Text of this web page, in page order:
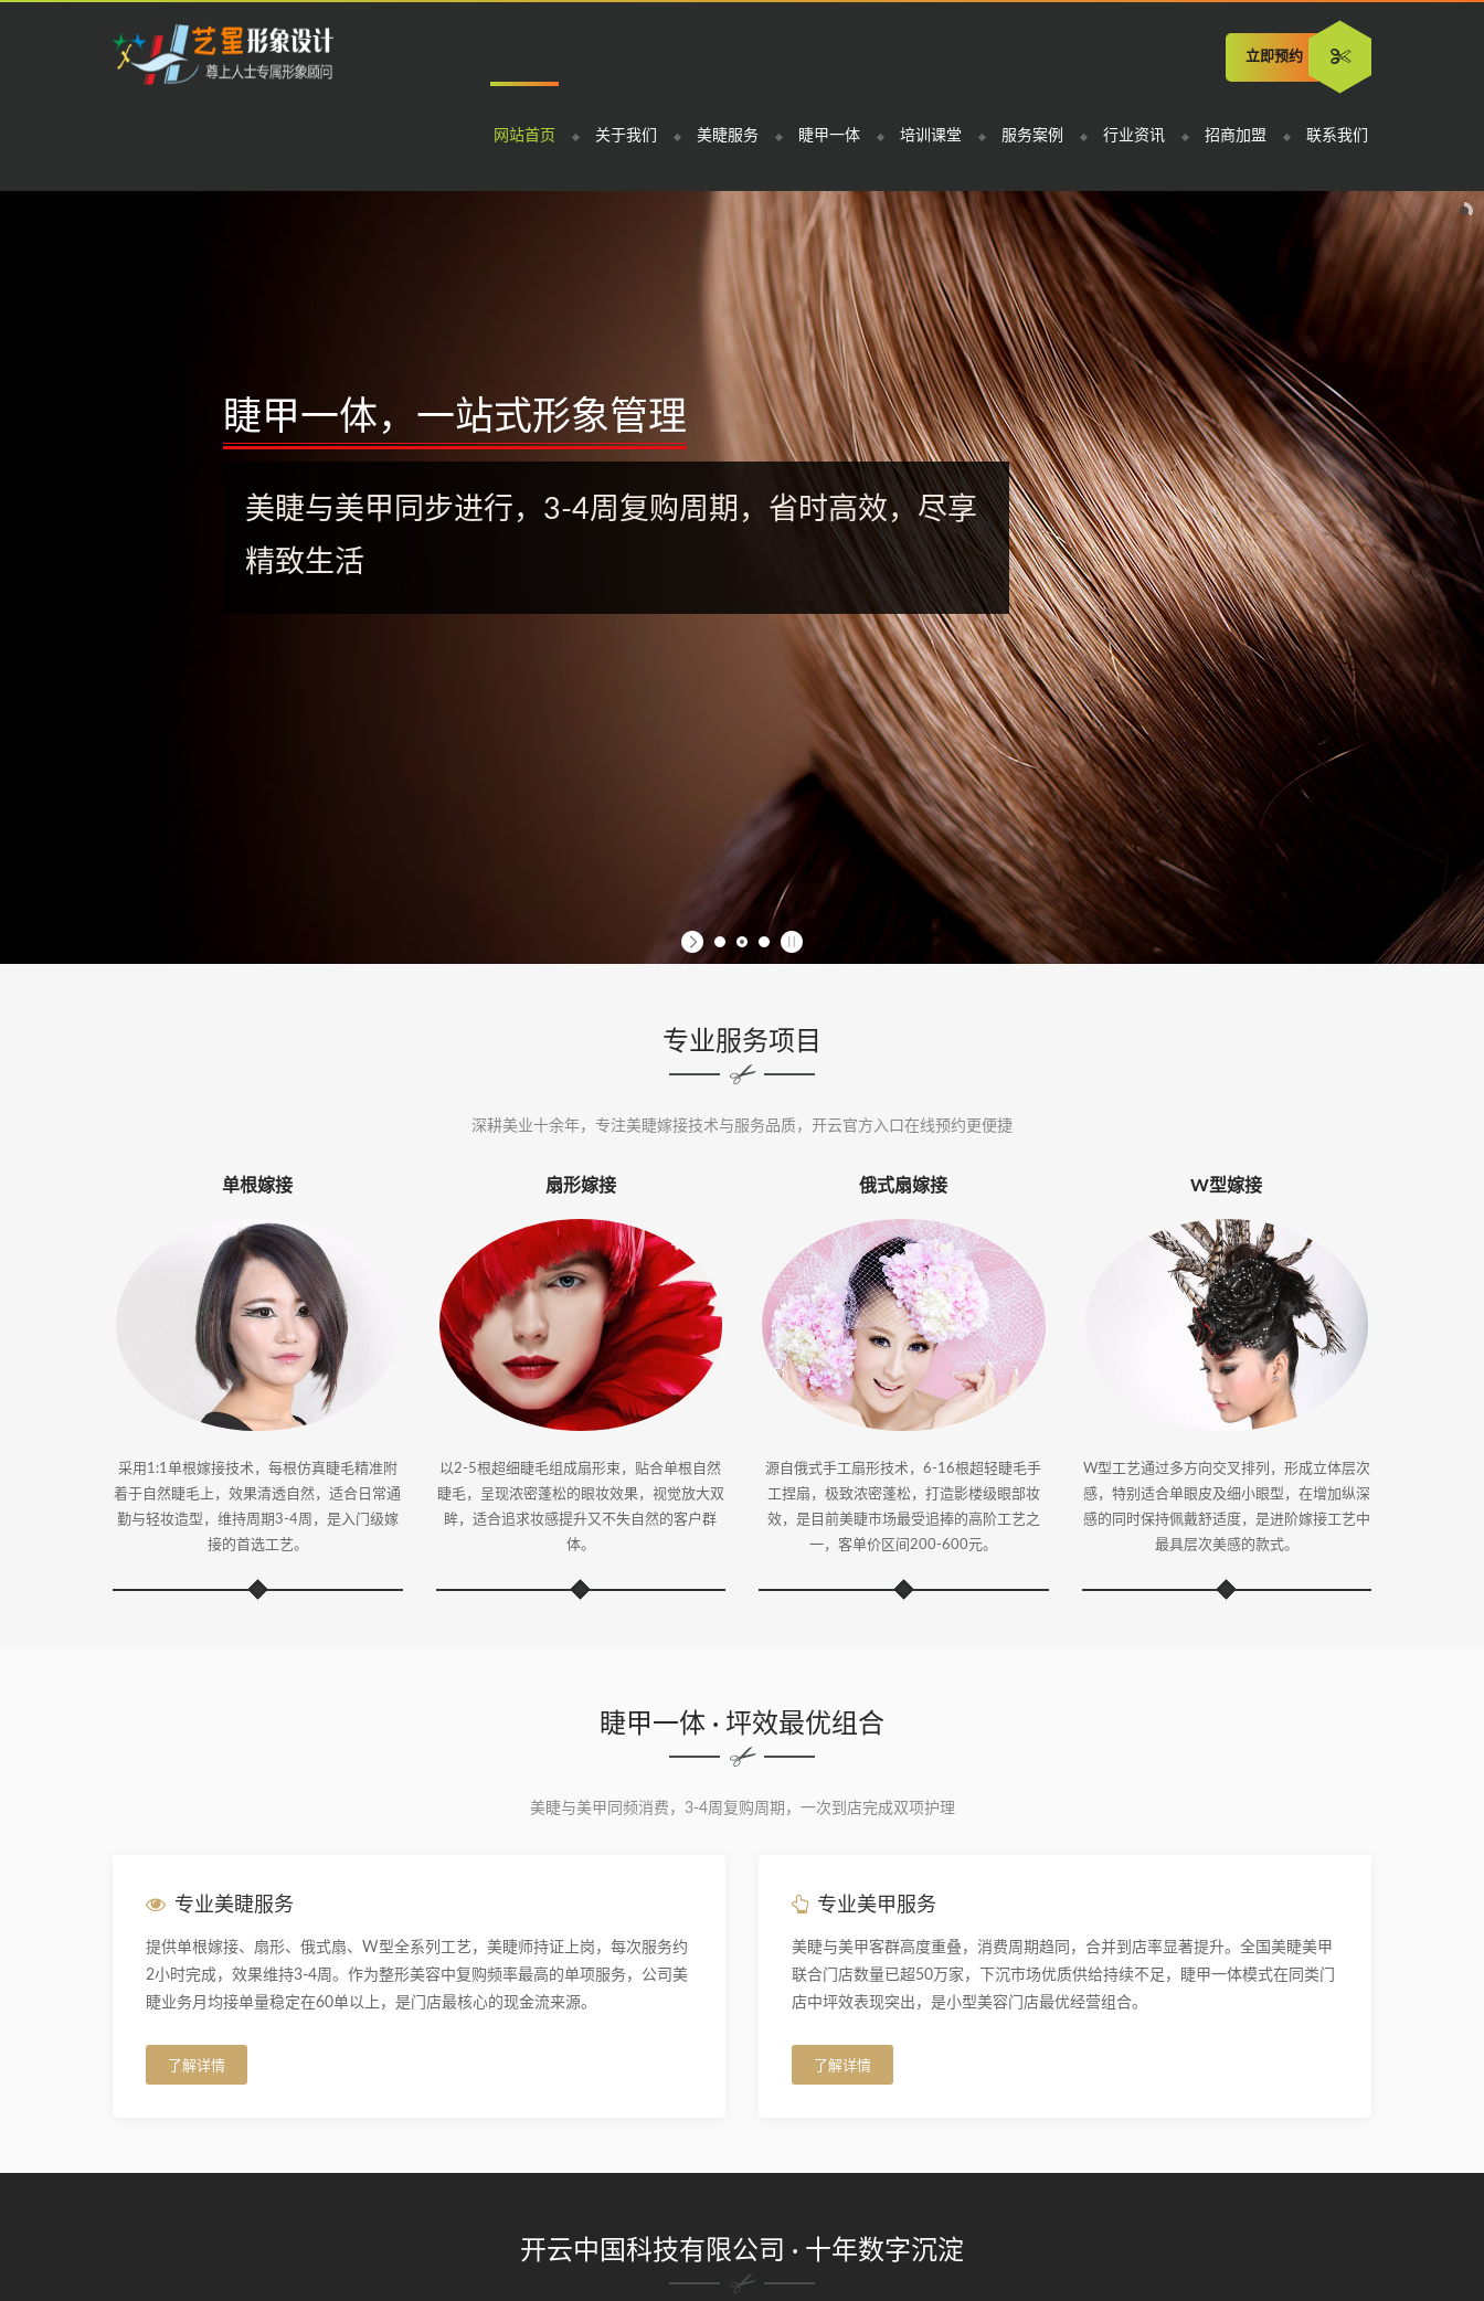
立即预约
网站首页 关于我们 美睫服务 睫甲一体 培训课堂 服务案例 行业资讯 招商加盟 联系我们
睫甲一体，一站式形象管理
美睫与美甲同步进行，3-4周复购周期，省时高效，尽享
精致生活
专业服务项目
深耕美业十余年，专注美睫嫁接技术与服务品质，开云官方入口在线预约更便捷
单根嫁接
采用1:1单根嫁接技术，每根仿真睫毛精准附
着于自然睫毛上，效果清透自然，适合日常通
勤与轻妆造型，维持周期3-4周，是入门级嫁
接的首选工艺。
扇形嫁接
以2-5根超细睫毛组成扇形束，贴合单根自然
睫毛，呈现浓密蓬松的眼妆效果，视觉放大双
眸，适合追求妆感提升又不失自然的客户群
体。
俄式扇嫁接
源自俄式手工扇形技术，6-16根超轻睫毛手
工捏扇，极致浓密蓬松，打造影楼级眼部妆
效，是目前美睫市场最受追捧的高阶工艺之
一，客单价区间200-600元。
W型嫁接
W型工艺通过多方向交叉排列，形成立体层次
感，特别适合单眼皮及细小眼型，在增加纵深
感的同时保持佩戴舒适度，是进阶嫁接工艺中
最具层次美感的款式。
睫甲一体 · 坪效最优组合
美睫与美甲同频消费，3-4周复购周期，一次到店完成双项护理
专业美睫服务
提供单根嫁接、扇形、俄式扇、W型全系列工艺，美睫师持证上岗，每次服务约
2小时完成，效果维持3-4周。作为整形美容中复购频率最高的单项服务，公司美
睫业务月均接单量稳定在60单以上，是门店最核心的现金流来源。
了解详情
专业美甲服务
美睫与美甲客群高度重叠，消费周期趋同，合并到店率显著提升。全国美睫美甲
联合门店数量已超50万家，下沉市场优质供给持续不足，睫甲一体模式在同类门
店中坪效表现突出，是小型美容门店最优经营组合。
了解详情
开云中国科技有限公司 · 十年数字沉淀